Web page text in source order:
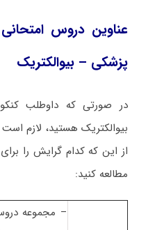
عناوین دروس
پزشکی – بیوالکتریک
در صورتی که داوطلب
بیوالکتریک هستید، لازم
از این که کدام گرایش را
مطالعه کنید:
– مجموعه